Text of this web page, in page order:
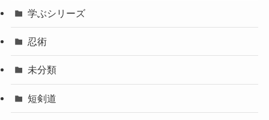
学ぶシリーズ
忍術
未分類
短剣道